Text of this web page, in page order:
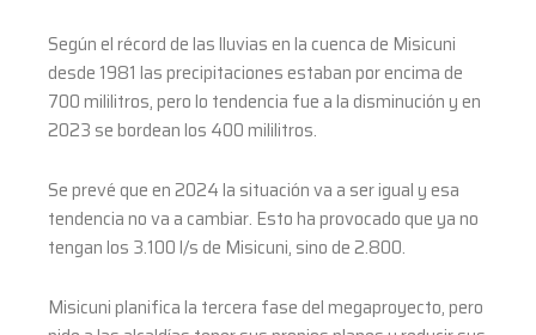
Según el récord de las lluvias en la cuenca de Misicuni
desde 1981 las precipitaciones estaban por encima de
700 mililitros, pero lo tendencia fue a la disminución y en
2023 se bordean los 400 mililitros.
Se prevé que en 2024 la situación va a ser igual y esa
tendencia no va a cambiar. Esto ha provocado que ya no
tengan los 3.100 l/s de Misicuni, sino de 2.800.
Misicuni planifica la tercera fase del megaproyecto, pero